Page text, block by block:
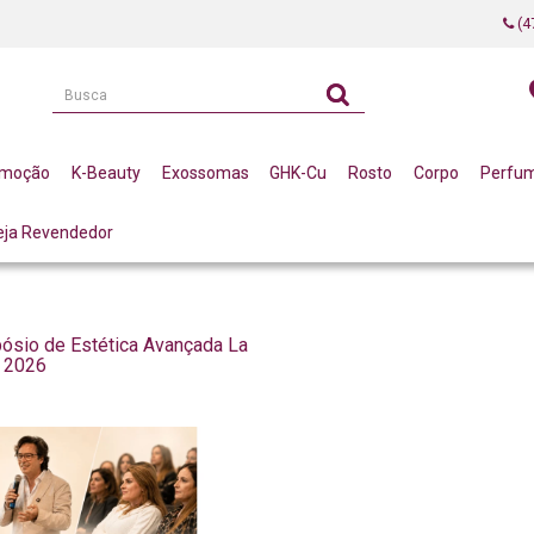
K-Beauty Exossomas GHK-Cu Rosto Corpo
Revendedor
de Estética Avançada La
2026